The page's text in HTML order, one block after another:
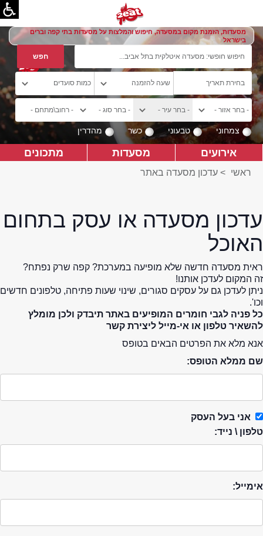
מסעדות, הזמנת מקום במסעדה, חיפוש והמלצות על מסעדות בתי קפה וברים
בישראל
צמחוני טבעוני כשר מהדרין
אירועים מסעדות מתכונים
ראשי > עדכון מסעדה באתר
עדכון מסעדה או עסק בתחום
האוכל
ראית מסעדה חדשה שלא מופיעה במערכת? קפה שרק נפתח?
זה המקום לעדכן אותנו!
ניתן לעדכן גם על עסקים סגורים, שינוי שעות פתיחה, טלפונים חדשים
וכו'.
כל פניה לגבי חומרים המופיעים באתר תיבדק ולכן מומלץ
להשאיר טלפון או אי-מייל ליצירת קשר
אנא מלא את הפרטים הבאים בטופס
שם ממלא הטופס:
אני בעל העסק
טלפון \ נייד:
אימייל: